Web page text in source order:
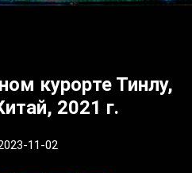
курорте Тинлу,
2021 г.
11-02